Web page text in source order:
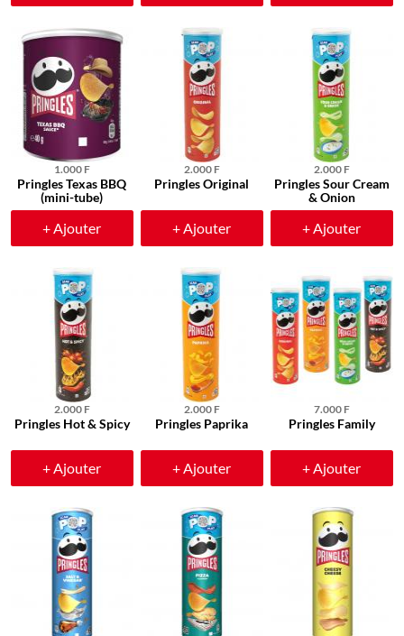
1.000 F
Pringles Texas BBQ
(mini-tube)
+ Ajouter
2.000 F
Pringles Original
+ Ajouter
2.000 F
Pringles Sour Cream
& Onion
+ Ajouter
2.000 F
Pringles Hot & Spicy
+ Ajouter
2.000 F
Pringles Paprika
+ Ajouter
7.000 F
Pringles Family
+ Ajouter